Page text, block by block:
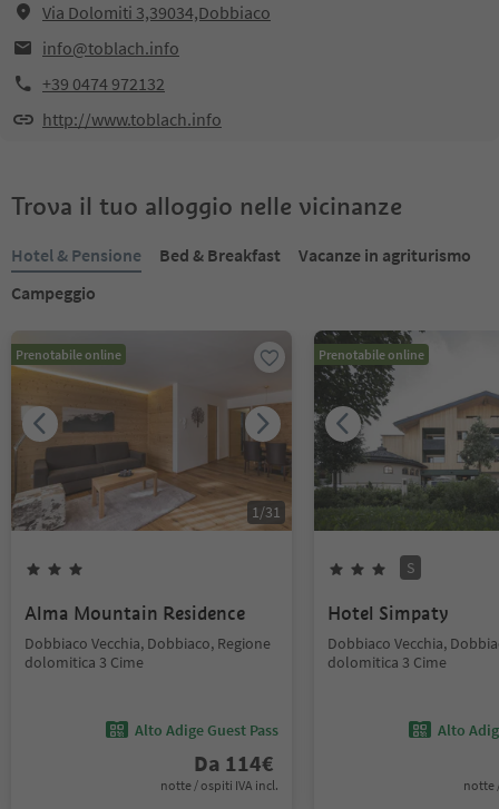
Via Dolomiti 3,39034,Dobbiaco
info@toblach.info
+39 0474 972132
http://www.toblach.info
Trova il tuo alloggio nelle vicinanze
Hotel & Pensione Bed & Breakfast
Vacanze in agriturismo
Campeggio
Prenotabile online
1/31
Alma Mountain Residence
Dobbiaco Vecchia, Dobbiaco, Regione
dolomitica 3 Cime
Alto Adige Guest Pass
Da 114€
notte / ospiti IVA incl.
Prenotabile online
S
Hotel Simpaty
Dobbiaco Vecchia,
dolomitica 3 Cime
Alto
notte